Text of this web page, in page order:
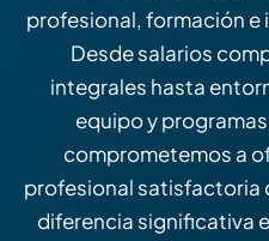
profesional, formación e
Desde salarios
integrales hasta
equipo y
comprometemos a
profesional satisfactoria
diferencia significativa